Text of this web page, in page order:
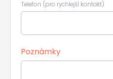
Telefon (pro rychlejší kontakt)
Poznámky